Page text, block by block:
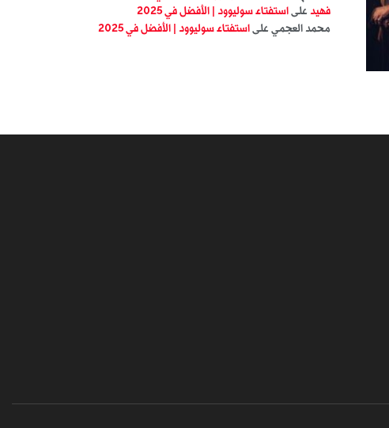
فهيد على استفتاء سوليوود | الأفضل في 2025
محمد العجمي على استفتاء سوليوود | الأفضل في 2025